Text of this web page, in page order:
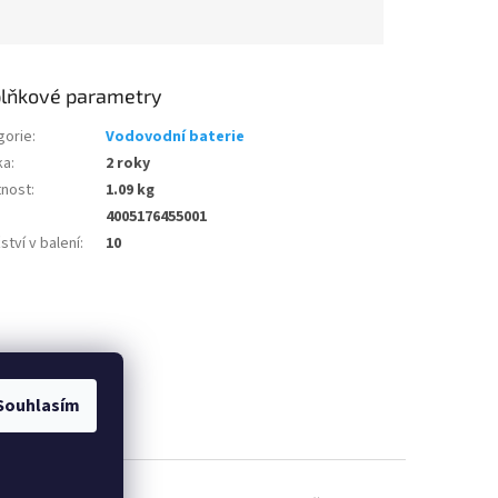
parametry
:
Vodovodní baterie
:
2 roky
:
1.09 kg
4005176455001
v balení: 10